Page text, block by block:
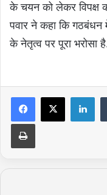
के चयन को लेकर विपक्ष
पवार ने कहा कि
के नेतृत्व पर पूरा भरोसा